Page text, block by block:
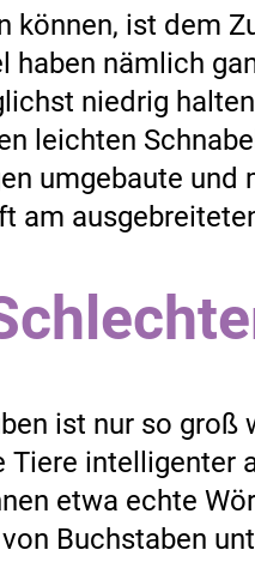
können, ist dem
haben nämlich
niedrig
leichten
umgebaute
am
ist nur so
Tiere intelligenter
etwa echte
Buchstaben